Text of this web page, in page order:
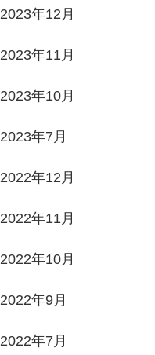
2023年12月
2023年11月
2023年10月
2023年7月
2022年12月
2022年11月
2022年10月
2022年9月
2022年7月